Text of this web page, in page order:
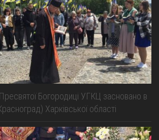
Богородиці УГКЦ засновано в
Харківської області